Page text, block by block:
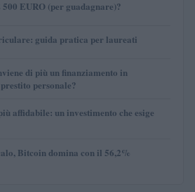
EURO (per guadagnare)?
guida pratica per laureati
di più un finanziamento in
personale?
affidabile: un investimento che esige
Bitcoin domina con il 56,2%